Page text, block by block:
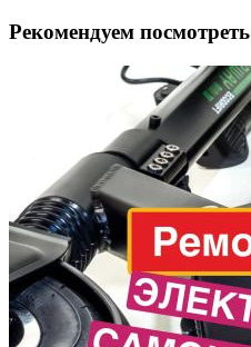
Рекомендуем посмотреть